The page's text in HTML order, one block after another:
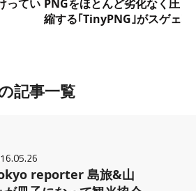
ってい PNGをほとんど劣化なく圧
縮する｢TinyPNG｣がスゲェ!!
記事一覧
reporter 島旅&山